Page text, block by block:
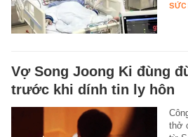
SỨC
Vợ Song Joong Ki đùng
trước khi dính tin ly hôn
thở